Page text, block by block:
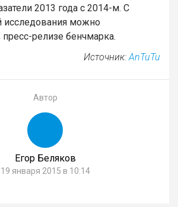
2013 года с 2014-м. С
исследования можно
релизе бенчмарка.
Источник: AnTuTu
Автор
Егор Беляков
19 января 2015 в 10:14